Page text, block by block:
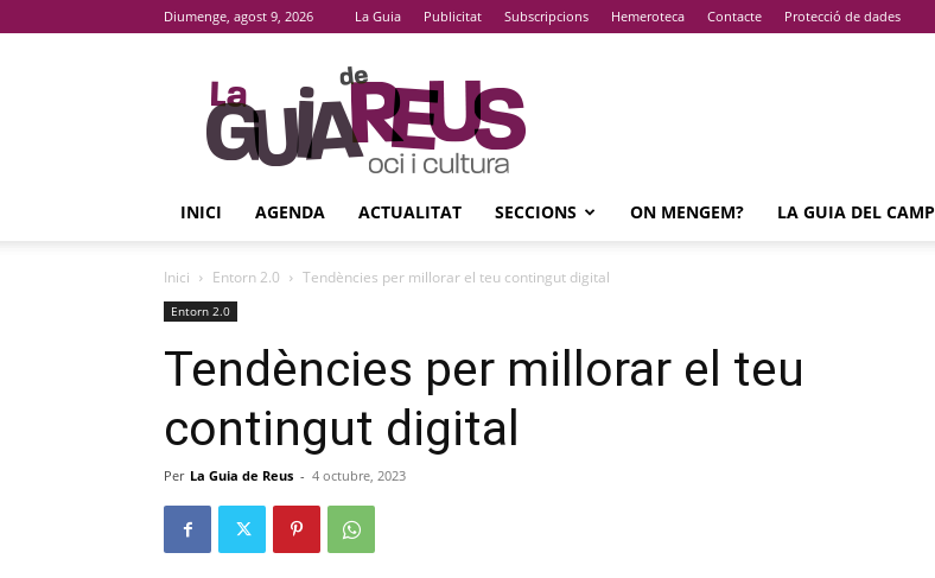
Diumenge, agost 9, 2026 La Guia Publicitat Subscripcions Hemeroteca Contacte Protecció de dades
La
Guia
De
Reus
INICI AGENDA ACTUALITAT SECCIONS ON MENGEM? LA GUIA DEL CAMP
Inici Entorn 2.0 Tendències per millorar el teu contingut digital
Entorn 2.0
Tendències per millorar el teu
contingut digital
Per La Guia de Reus - 4 octubre, 2023